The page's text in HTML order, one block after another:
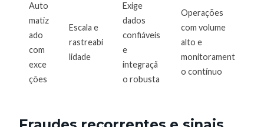
Auto
matiz
ado
com
exce
ções
Escala e
rastreabi
lidade
Exige
dados
confiáveis
e
integraçã
o robusta
Operações
com volume
alto e
monitorament
o contínuo